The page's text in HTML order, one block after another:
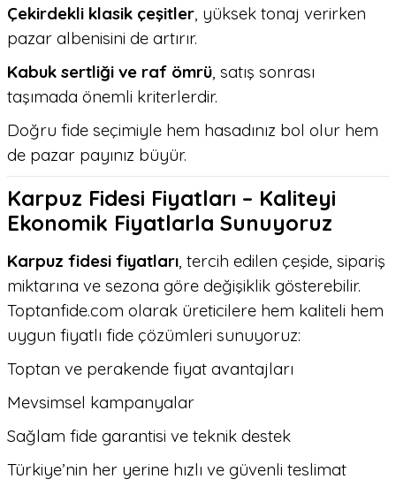
Çekirdekli klasik çeşitler , yüksek tonaj verirken
pazar albenisini de artırır.
Kabuk sertliği ve raf ömrü , satış sonrası
taşımada önemli kriterlerdir.
Doğru fide seçimiyle hem hasadınız bol olur hem
de pazar payınız büyür.
Karpuz Fidesi Fiyatları – Kaliteyi
Ekonomik Fiyatlarla Sunuyoruz
Karpuz fidesi fiyatları , tercih edilen çeşide, sipariş
miktarına ve sezona göre değişiklik gösterebilir.
Toptanfide.com olarak üreticilere hem kaliteli hem
uygun fiyatlı fide çözümleri sunuyoruz:
Toptan ve perakende fiyat avantajları
Mevsimsel kampanyalar
Sağlam fide garantisi ve teknik destek
Türkiye’nin her yerine hızlı ve güvenli teslimat